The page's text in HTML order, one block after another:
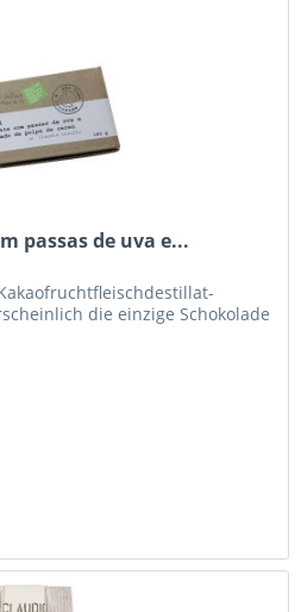
passas de uva e...
die einzige Schokolade